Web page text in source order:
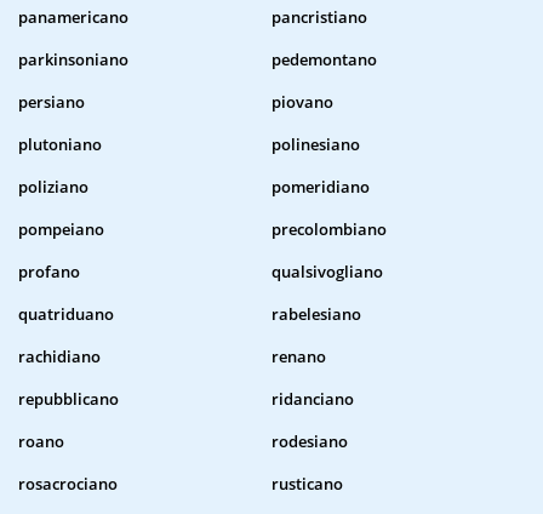
panamericano
pancristiano
parkinsoniano
pedemontano
persiano
piovano
plutoniano
polinesiano
poliziano
pomeridiano
pompeiano
precolombiano
profano
qualsivogliano
quatriduano
rabelesiano
rachidiano
renano
repubblicano
ridanciano
roano
rodesiano
rosacrociano
rusticano